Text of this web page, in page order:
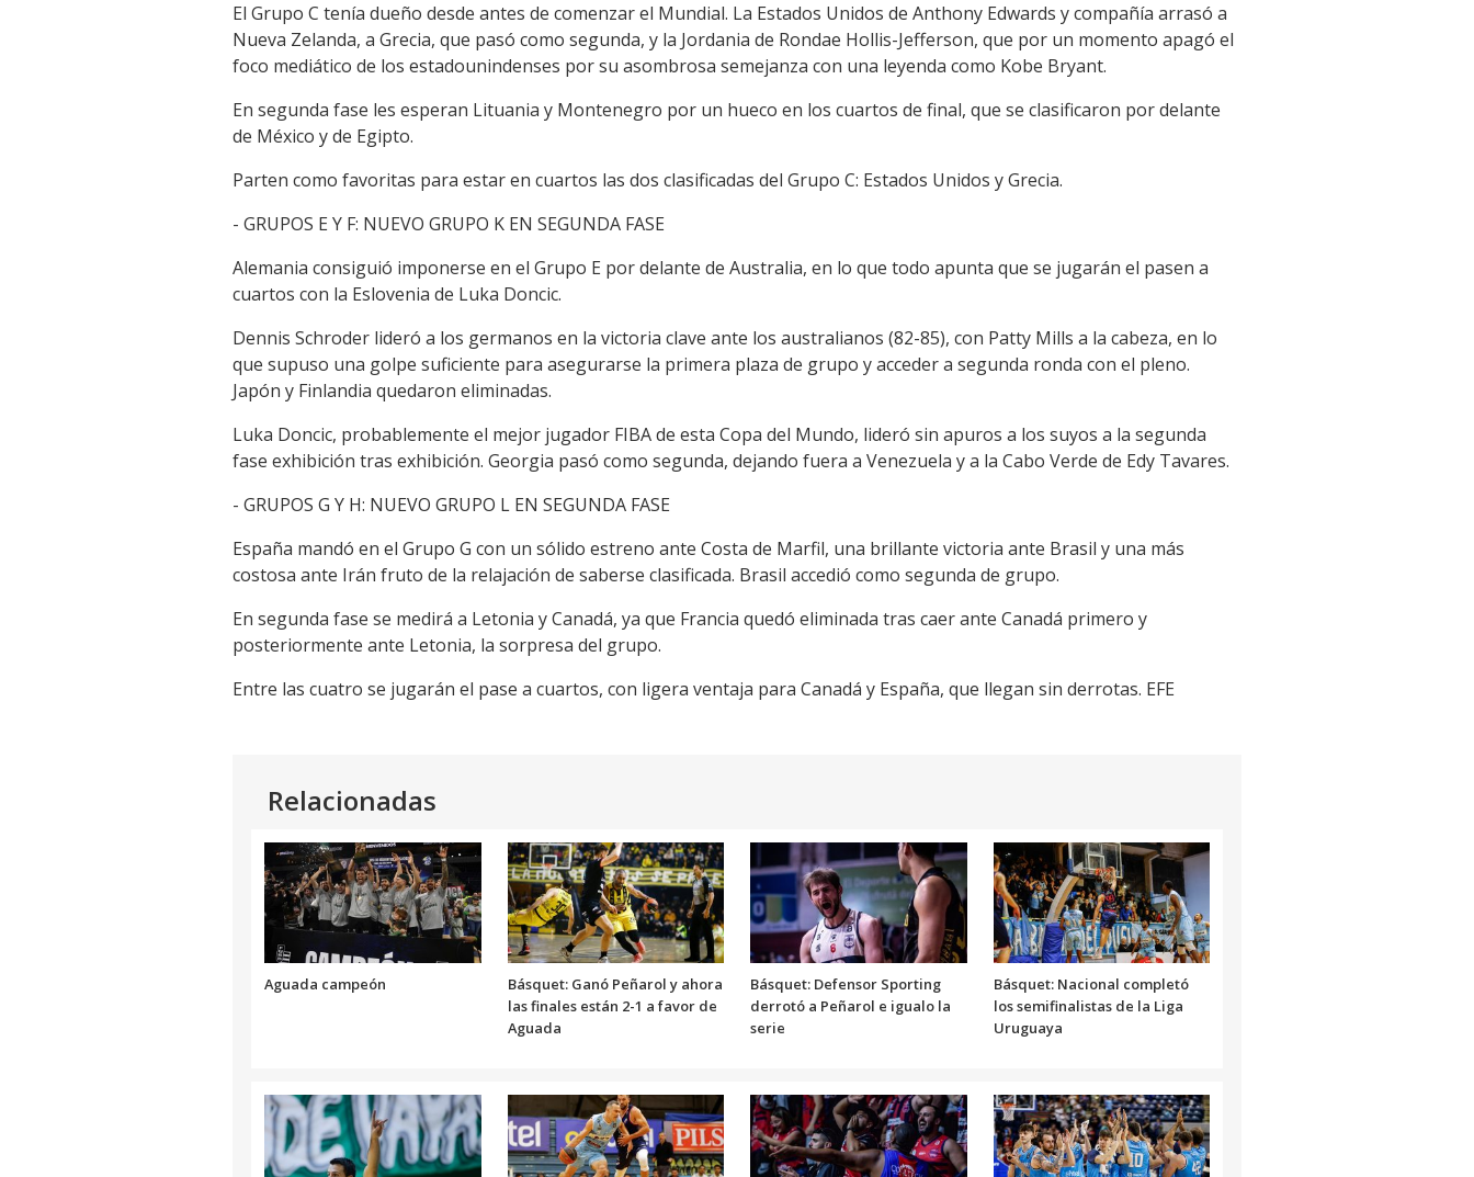
El Grupo C tenía dueño desde antes de comenzar el Mundial. La Estados Unidos de Anthony Edwards y compañía arrasó a
Nueva Zelanda, a Grecia, que pasó como segunda, y la Jordania de Rondae Hollis-Jefferson, que por un momento apagó el
foco mediático de los estadounindenses por su asombrosa semejanza con una leyenda como Kobe Bryant.
En segunda fase les esperan Lituania y Montenegro por un hueco en los cuartos de final, que se clasificaron por delante
de México y de Egipto.
Parten como favoritas para estar en cuartos las dos clasificadas del Grupo C: Estados Unidos y Grecia.
- GRUPOS E Y F: NUEVO GRUPO K EN SEGUNDA FASE
Alemania consiguió imponerse en el Grupo E por delante de Australia, en lo que todo apunta que se jugarán el pasen a
cuartos con la Eslovenia de Luka Doncic.
Dennis Schroder lideró a los germanos en la victoria clave ante los australianos (82-85), con Patty Mills a la cabeza, en lo
que supuso una golpe suficiente para asegurarse la primera plaza de grupo y acceder a segunda ronda con el pleno.
Japón y Finlandia quedaron eliminadas.
Luka Doncic, probablemente el mejor jugador FIBA de esta Copa del Mundo, lideró sin apuros a los suyos a la segunda
fase exhibición tras exhibición. Georgia pasó como segunda, dejando fuera a Venezuela y a la Cabo Verde de Edy Tavares.
- GRUPOS G Y H: NUEVO GRUPO L EN SEGUNDA FASE
España mandó en el Grupo G con un sólido estreno ante Costa de Marfil, una brillante victoria ante Brasil y una más
costosa ante Irán fruto de la relajación de saberse clasificada. Brasil accedió como segunda de grupo.
En segunda fase se medirá a Letonia y Canadá, ya que Francia quedó eliminada tras caer ante Canadá primero y
posteriormente ante Letonia, la sorpresa del grupo.
Entre las cuatro se jugarán el pase a cuartos, con ligera ventaja para Canadá y España, que llegan sin derrotas. EFE
Relacionadas
Aguada campeón
Básquet: Ganó Peñarol y ahora
las finales están 2-1 a favor de
Aguada
Básquet: Defensor Sporting
derrotó a Peñarol e igualo la
serie
Básquet: Nacional completó
los semifinalistas de la Liga
Uruguaya